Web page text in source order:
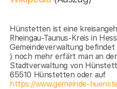
Hünstetten ist eine
Rheingau-Taunus-Kreis in
Gemeindeverwaltung
) noch mehr erfärt man an
Stadtverwaltung von
65510 Hünstetten oder auf
https://www.gemeinde-